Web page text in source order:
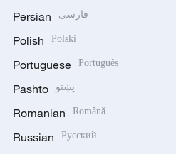
Persian فارسی
Polish Polski
Portuguese Português
Pashto پښتو
Romanian Română
Russian Русский